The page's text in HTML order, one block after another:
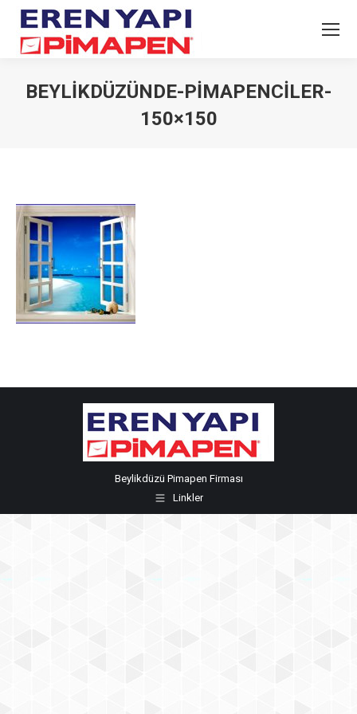
BEYLIKDÜZÜNDE-PIMAPENCILER-
150×150
Beylikdüzü Pimapen Firması
Linkler